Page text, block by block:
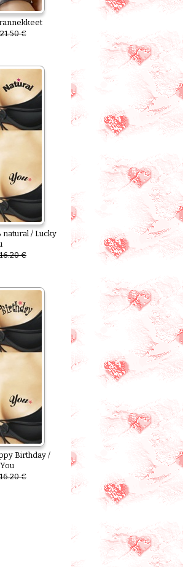
21.50 €
natural / Lucky
16.20 €
Birthday /
16.20 €